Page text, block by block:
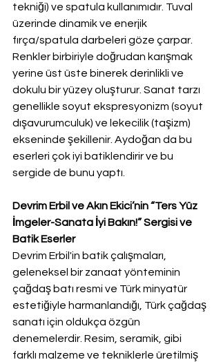
tekniği) ve spatula kullanımıdır. Tuval
üzerinde dinamik ve enerjik
fırça/spatula darbeleri göze çarpar.
Renkler birbiriyle doğrudan karışmak
yerine üst üste binerek derinlikli ve
dokulu bir yüzey oluşturur. Sanat tarzı
genellikle soyut ekspresyonizm (soyut
dışavurumculuk) ve lekecilik (taşizm)
ekseninde şekillenir. Aydoğan da bu
eserleri çok iyi batiklendirir ve bu
sergide de bunu yaptı.
Devrim Erbil ve Akın Ekici’nin “Ters Yüz
İmgeler-Sanata İyi Bakın!” Sergisi ve
Batik Eserler
Devrim Erbil'in batik çalışmaları,
geleneksel bir zanaat yönteminin
çağdaş batı resmi ve Türk minyatür
estetiğiyle harmanlandığı, Türk çağdaş
sanatı için oldukça özgün
denemelerdir. Resim, seramik, gibi
farklı malzeme ve tekniklerle üretilmiş